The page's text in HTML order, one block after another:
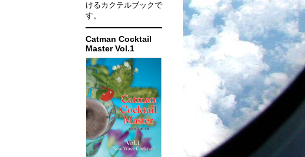
けるカクテルブックで
す。
Catman Cocktail
Master Vol.1